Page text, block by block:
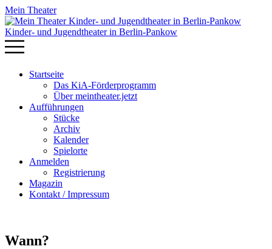
Mein Theater
Kinder- und Jugendtheater in Berlin‑Pankow
Startseite
Das KiA-Förderprogramm
Über meintheater.jetzt
Aufführungen
Stücke
Archiv
Kalender
Spielorte
Anmelden
Registrierung
Magazin
Kontakt / Impressum
Wann?